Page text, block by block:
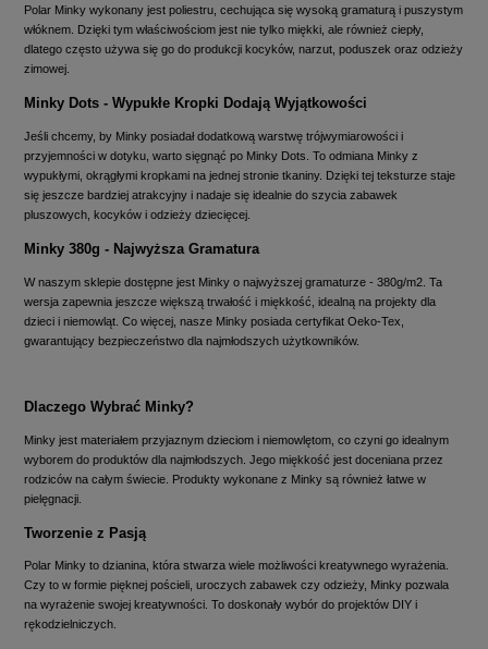
Polar Minky wykonany jest poliestru, cechująca się wysoką gramaturą i puszystym
włóknem. Dzięki tym właściwościom jest nie tylko miękki, ale również ciepły,
dlatego często używa się go do produkcji kocyków, narzut, poduszek oraz odzieży
zimowej.
Minky Dots - Wypukłe Kropki Dodają Wyjątkowości
Jeśli chcemy, by Minky posiadał dodatkową warstwę trójwymiarowości i
przyjemności w dotyku, warto sięgnąć po Minky Dots. To odmiana Minky z
wypukłymi, okrągłymi kropkami na jednej stronie tkaniny. Dzięki tej teksturze staje
się jeszcze bardziej atrakcyjny i nadaje się idealnie do szycia zabawek
pluszowych, kocyków i odzieży dziecięcej.
Minky 380g - Najwyższa Gramatura
W naszym sklepie dostępne jest Minky o najwyższej gramaturze - 380g/m2. Ta
wersja zapewnia jeszcze większą trwałość i miękkość, idealną na projekty dla
dzieci i niemowląt. Co więcej, nasze Minky posiada certyfikat Oeko-Tex,
gwarantujący bezpieczeństwo dla najmłodszych użytkowników.
Dlaczego Wybrać Minky?
Minky jest materiałem przyjaznym dzieciom i niemowlętom, co czyni go idealnym
wyborem do produktów dla najmłodszych. Jego miękkość jest doceniana przez
rodziców na całym świecie. Produkty wykonane z Minky są również łatwe w
pielęgnacji.
Tworzenie z Pasją
Polar Minky to dzianina, która stwarza wiele możliwości kreatywnego wyrażenia.
Czy to w formie pięknej pościeli, uroczych zabawek czy odzieży, Minky pozwala
na wyrażenie swojej kreatywności. To doskonały wybór do projektów DIY i
rękodzielniczych.